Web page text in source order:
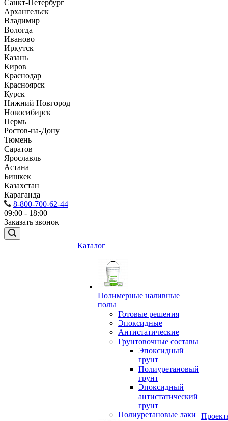
Санкт-Петербург
Архангельск
Владимир
Вологда
Иваново
Иркутск
Казань
Киров
Краснодар
Красноярск
Курск
Нижний Новгород
Новосибирск
Пермь
Ростов-на-Дону
Тюмень
Саратов
Ярославль
Астана
Бишкек
Казахстан
Караганда
8-800-700-62-44
09:00 - 18:00
Заказать звонок
Каталог
Полимерные наливные
полы
Готовые решения
Эпоксидные
Антистатические
Грунтовочные составы
Эпоксидный
грунт
Полиуретановый
грунт
Эпоксидный
антистатический
грунт
Полиуретановые лаки